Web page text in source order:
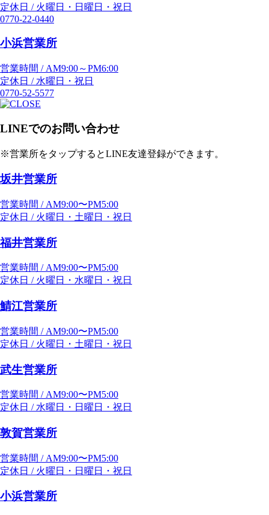
定休日 / 火曜日・日曜日・祝日
0770-22-0440
小浜営業所
営業時間 / AM9:00～PM6:00
定休日 / 水曜日・祝日
0770-52-5577
LINEでのお問い合わせ
※営業所をタップするとLINE友達登録ができます。
坂井営業所
営業時間 / AM9:00〜PM5:00
定休日 / 火曜日・土曜日・祝日
福井営業所
営業時間 / AM9:00〜PM5:00
定休日 / 火曜日・水曜日・祝日
鯖江営業所
営業時間 / AM9:00〜PM5:00
定休日 / 火曜日・土曜日・祝日
武生営業所
営業時間 / AM9:00〜PM5:00
定休日 / 水曜日・日曜日・祝日
敦賀営業所
営業時間 / AM9:00〜PM5:00
定休日 / 火曜日・日曜日・祝日
小浜営業所